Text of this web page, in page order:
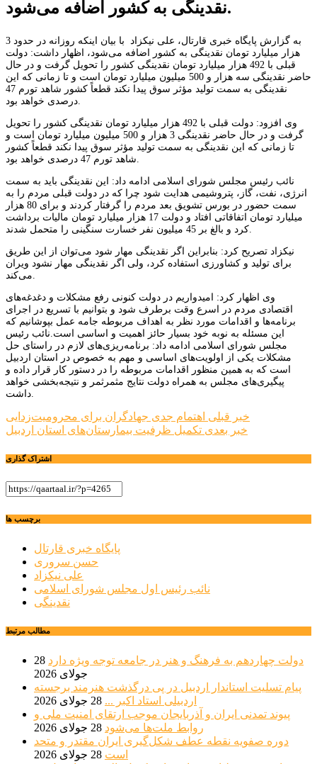
نقدینگی به کشور اضافه می‌شود.
به گزارش پایگاه خبری قارتال، علی نیکزاد با بیان اینکه روزانه در حدود 3
هزار میلیارد تومان نقدینگی به کشور اضافه می‌شود، اظهار داشت: دولت
قبلی با 492 هزار میلیارد تومان نقدینگی کشور را تحویل گرفت و در حال
حاضر نقدینگی سه هزار و 500 میلیون میلیارد تومان است و تا زمانی که این
نقدینگی به سمت تولید مؤثر سوق پیدا نکند قطعاً کشور شاهد تورم 47
وی افزود: دولت قبلی با 492 هزار میلیارد تومان نقدینگی کشور را تحویل
گرفت و در حال حاضر نقدینگی 3 هزار و 500 میلیون میلیارد تومان است و
تا زمانی که این نقدینگی به سمت تولید مؤثر سوق پیدا نکند قطعاً کشور
نائب رئیس مجلس شورای اسلامی ادامه داد: این نقدینگی باید به سمت
انرژی، نفت، گاز، پتروشیمی هدایت شود چرا که در دولت قبلی مردم را به
سمت حضور در بورس تشویق بعد مردم را گرفتار کردند و برای 80 هزار
میلیارد تومان اتفاقاتی افتاد و دولت 17 هزار میلیارد تومان مالیات برداشت
نیکزاد تصریح کرد: بنابراین اگر نقدینگی مهار شود می‌توان از این طریق
برای تولید و کشاورزی استفاده کرد، ولی اگر نقدینگی مهار نشود ویران
وی اظهار کرد: امیدواریم در دولت کنونی رفع مشکلات و دغدغه‌های
اقتصادی مردم در اسرع وقت برطرف شود و بتوانیم با تسریع در اجرای
برنامه‌ها و اقدامات مورد نظر به اهداف مربوطه جامه عمل بپوشانیم که
این مسئله به نوبه خود بسیار حائز اهمیت و اساسی است.نائب رئیس
مجلس شورای اسلامی ادامه داد: برنامه‌ریزی‌های لازم در راستای حل
مشکلات یکی از اولویت‌های اساسی و مهم به خصوص در استان اردبیل
است که به همین منظور اقدامات مربوطه را در دستور کار قرار داده و
پیگیری‌های مجلس به همراه دولت نتایج مثمرثمر و نتیجه‌بخشی خواهد
راهبری
نوشته
خبر قبلی اهتمام جدی جهادگران برای محرومیت‌زدایی
خبر بعدی تکمیل ظرفیت بیمارستان‌های استان اردبیل
اشتراک گذاری
برچسب ها
پایگاه خبری قارتال
حسن سروری
علی نیکزاد
نائب رئیس اول مجلس شورای اسلامی
نقدینگی
مطالب مرتبط
دولت چهاردهم به فرهنگ و هنر در جامعه توجه ویژه دارد 28
جولای 2026
پیام تسلیت استاندار اردبیل در پی درگذشت هنرمند برجسته
اردبیلی استاد اکبر ... 28 جولای 2026
پیوند تمدنی ایران و آذربایجان موجب ارتقای امنیت ملی و
روابط ملت‌ها می‌شود 28 جولای 2026
دوره صفویه نقطه عطف شکل‌گیری ایران مقتدر و متحد
است 28 جولای 2026